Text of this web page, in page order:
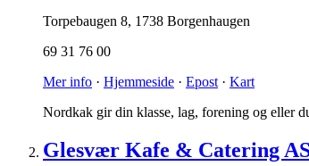
Torpebaugen 8, 1738 Borgenhaugen
69 31 76 00
Mer info · Hjemmeside · Epost · Kart
Nordkak gir din klasse, lag, forening og eller
Glesvær Kafe & Catering